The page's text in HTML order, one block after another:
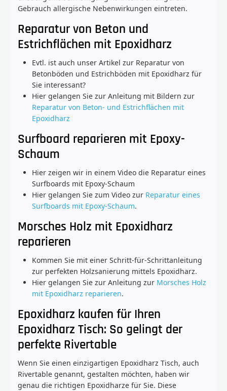
Gebrauch allergische Nebenwirkungen eintreten.
Reparatur von Beton und
Estrichflächen mit Epoxidharz
Evtl. ist auch unser Artikel zur Reparatur von
Betonböden und Estrichböden mit Epoxidharz für
Sie interessant?
Hier gelangen Sie zur Anleitung mit Bildern zur
Reparatur von Beton- und Estrichflächen mit
Epoxidharz
Surfboard reparieren mit Epoxy-
Schaum
Hier zeigen wir in einem Video die Reparatur eines
Surfboards mit Epoxy-Schaum
Hier gelangen Sie zum Video zur Reparatur eines
Surfboards mit Epoxy-Schaum.
Morsches Holz mit Epoxidharz
reparieren
Kommen Sie mit einer Schritt-für-Schrittanleitung
zur perfekten Holzsanierung mittels Epoxidharz.
Hier gelangen Sie zur Anleitung zur Morsches Holz
mit Epoxidharz reparieren.
Epoxidharz kaufen für Ihren
Epoxidharz Tisch: So gelingt der
perfekte Rivertable
Wenn Sie einen einzigartigen Epoxidharz Tisch, auch
Rivertable genannt, gestalten möchten, haben wir
genau die richtigen Epoxidharze für Sie. Diese